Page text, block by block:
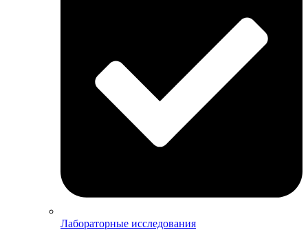
Лабораторные исследования